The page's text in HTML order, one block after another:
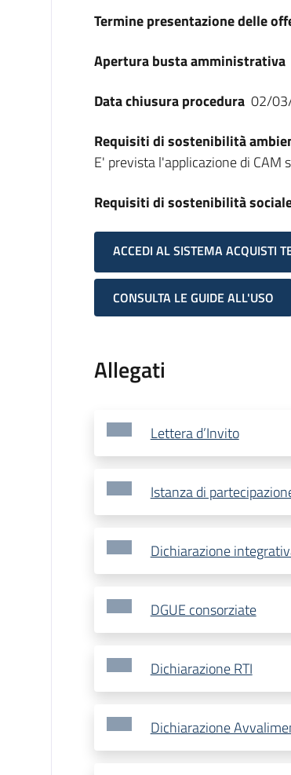
Termine presentazione delle
Apertura busta amministrativa
Data chiusura procedura 02/
Requisiti di sostenibilità
E' prevista l'applicazione di CAM
Requisiti di sostenibilità
ACCEDI AL SISTEMA ACQUISTI
CONSULTA LE GUIDE ALL'USO
Allegati
Lettera d’Invito
Istanza di
Dichiarazione
DGUE consorziate
Dichiarazione RTI
Dichiarazione